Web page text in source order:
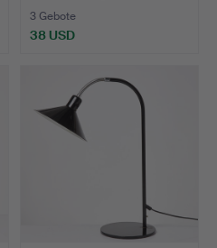
3 Gebote
38 USD